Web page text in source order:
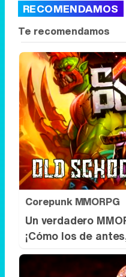
RECOMENDAMOS
Corepunk MMORPG
Un verdadero
¡Cómo los de